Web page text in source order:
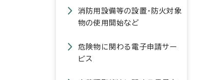
消防用設備等の設置・防火対象
物の使用開始など
危険物に関わる電子申請サー
ビス